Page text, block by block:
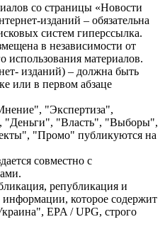
со страницы «Новости
изданий – обязательна
систем гиперссылка.
в независимости от
использования материалов.
изданий) – должна быть
или в первом абзаце
"Экспертиза",
"Деньги", "Власть", "Выборы",
"Промо" публикуются на
совместно с
републикация и
информации, которое содержит
EPA / UPG, строго